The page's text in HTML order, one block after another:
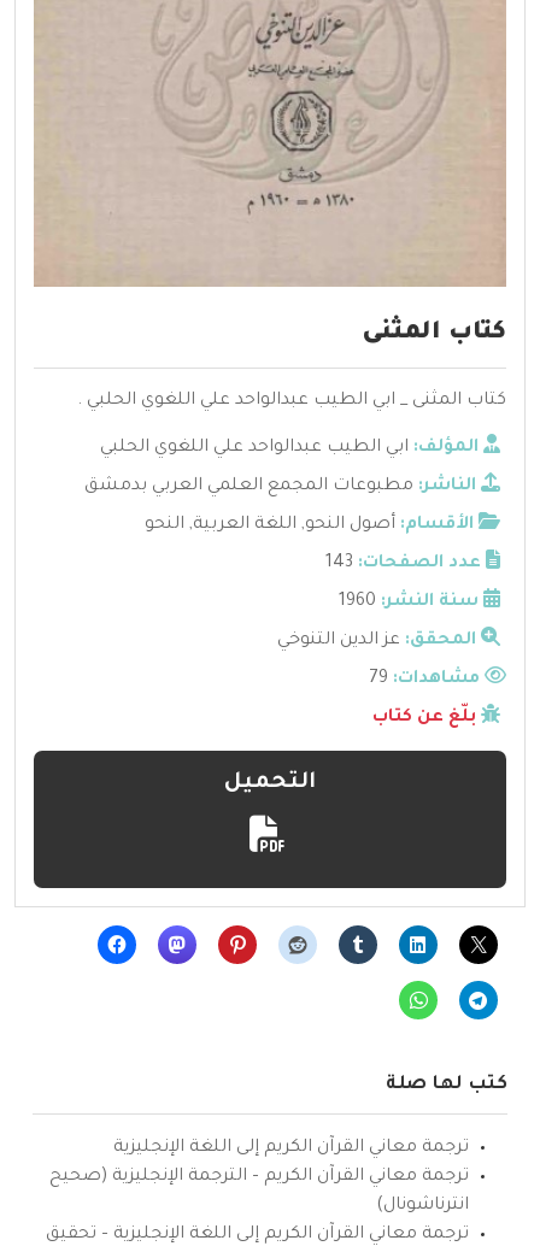
كتاب المثنى
كتاب المثنى _ ابي الطيب عبدالواحد علي اللغوي الحلبي .
المؤلف: ابي الطيب عبدالواحد علي اللغوي الحلبي
الناشر: مطبوعات المجمع العلمي العربي بدمشق
الأقسام: أصول النحو, اللغة العربية, النحو
عدد الصفحات: 143
سنة النشر: 1960
المحقق: عز الدين التنوخي
مشاهدات:
بلّغ عن كتاب
التحميل
كتب لها صلة
ترجمة معاني القرآن الكريم إلى اللغة الإنجليزية
ترجمة معاني القرآن الكريم – الترجمة الإنجليزية (صحيح
انترناشونال)
ترجمة معاني القرآن الكريم إلى اللغة الإنجليزية – تحقيق